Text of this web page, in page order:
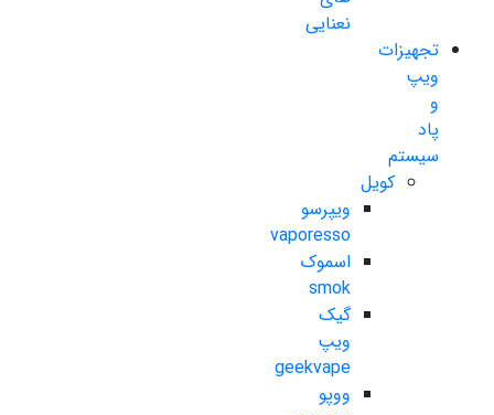
نعنایی
تجهیزات
ویپ
و
پاد
سیستم
کویل
ویپرسو
vaporesso
اسموک
smok
گیک
ویپ
geekvape
ووپو